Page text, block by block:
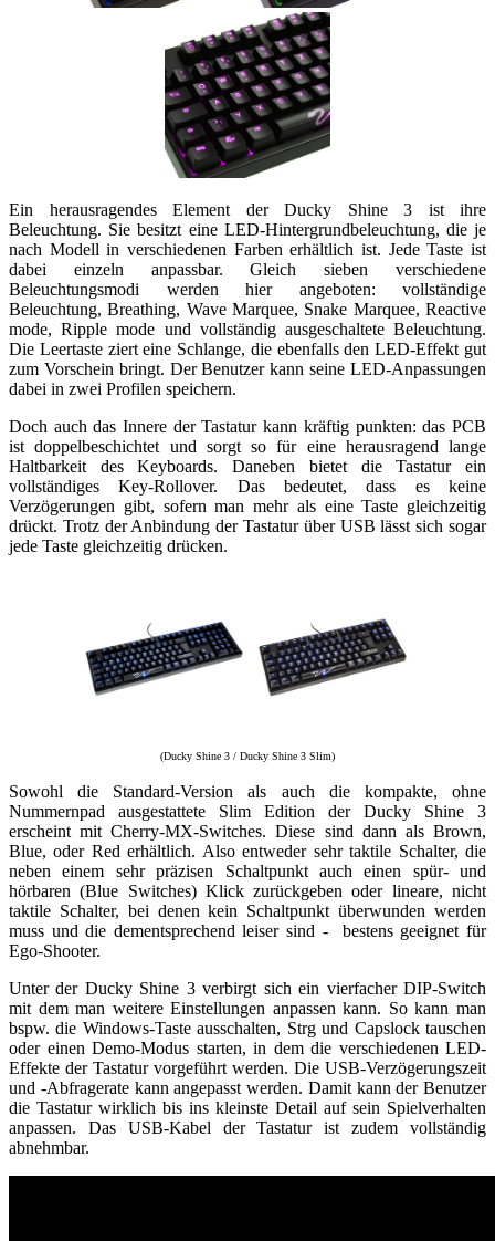
Ein herausragendes Element der Ducky Shine 3 ist ihre
Beleuchtung. Sie besitzt eine LED-Hintergrundbeleuchtung, die je
nach Modell in verschiedenen Farben erhältlich ist. Jede Taste ist
dabei einzeln anpassbar. Gleich sieben verschiedene
Beleuchtungsmodi werden hier angeboten: vollständige
Beleuchtung, Breathing, Wave Marquee, Snake Marquee, Reactive
mode, Ripple mode und vollständig ausgeschaltete Beleuchtung.
Die Leertaste ziert eine Schlange, die ebenfalls den LED-Effekt gut
zum Vorschein bringt. Der Benutzer kann seine LED-Anpassungen
dabei in zwei Profilen speichern.
Doch auch das Innere der Tastatur kann kräftig punkten: das PCB
ist doppelbeschichtet und sorgt so für eine herausragend lange
Haltbarkeit des Keyboards. Daneben bietet die Tastatur ein
vollständiges Key-Rollover. Das bedeutet, dass es keine
Verzögerungen gibt, sofern man mehr als eine Taste gleichzeitig
drückt. Trotz der Anbindung der Tastatur über USB lässt sich sogar
jede Taste gleichzeitig drücken.
(Ducky Shine 3 / Ducky Shine 3 Slim)
Sowohl die Standard-Version als auch die kompakte, ohne
Nummernpad ausgestattete Slim Edition der Ducky Shine 3
erscheint mit Cherry-MX-Switches. Diese sind dann als Brown,
Blue, oder Red erhältlich. Also entweder sehr taktile Schalter, die
neben einem sehr präzisen Schaltpunkt auch einen spür- und
hörbaren (Blue Switches) Klick zurückgeben oder lineare, nicht
taktile Schalter, bei denen kein Schaltpunkt überwunden werden
muss und die dementsprechend leiser sind - bestens geeignet für
Ego-Shooter.
Unter der Ducky Shine 3 verbirgt sich ein vierfacher DIP-Switch
mit dem man weitere Einstellungen anpassen kann. So kann man
bspw. die Windows-Taste ausschalten, Strg und Capslock tauschen
oder einen Demo-Modus starten, in dem die verschiedenen LED-
Effekte der Tastatur vorgeführt werden. Die USB-Verzögerungszeit
und -Abfragerate kann angepasst werden. Damit kann der Benutzer
die Tastatur wirklich bis ins kleinste Detail auf sein Spielverhalten
anpassen. Das USB-Kabel der Tastatur ist zudem vollständig
abnehmbar.